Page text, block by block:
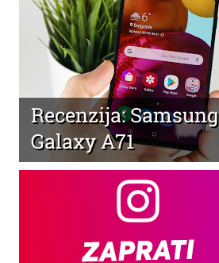
Recenzija: Samsung
Galaxy A71